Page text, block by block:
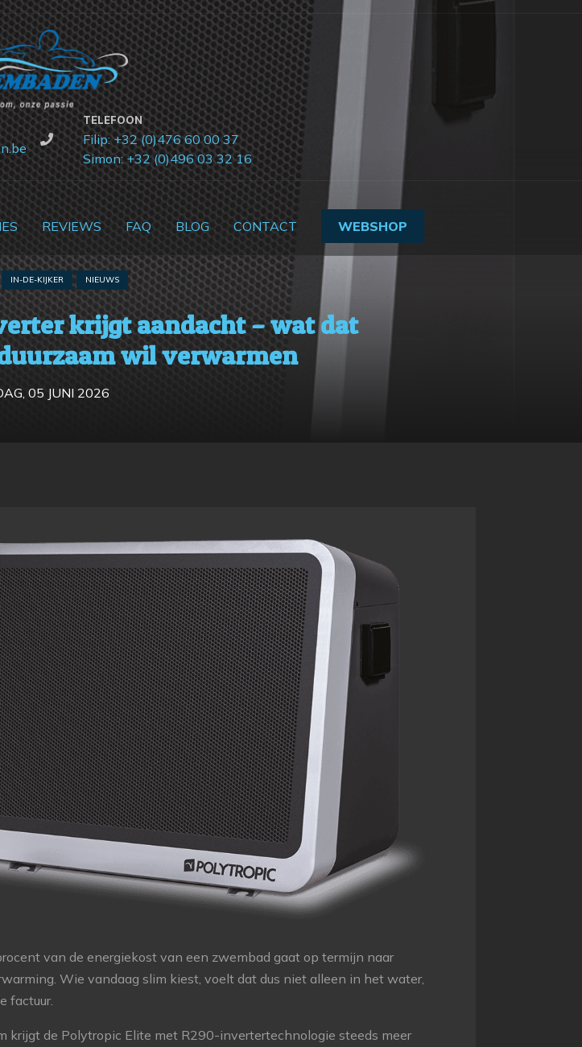
TELEFOON
Filip: +32 (0)476 60 00 37
Simon: +32 (0)496 03 32 16
REVIEWS FAQ BLOG CONTACT WEBSHOP
IN-DE-KIJKER NIEUWS
krijgt aandacht – wat dat
wil verwarmen
05 JUNI 2026
van de energiekost van een zwembad gaat op termijn naar
Wie vandaag slim kiest, voelt dat dus niet alleen in het water,
factuur.
krijgt de Polytropic Elite met R290-invertertechnologie steeds meer